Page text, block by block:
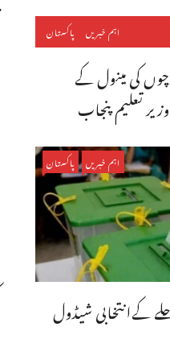
اہم خبریں پاکستان
کی مینول کے
تعلیم پنجاب
اہم خبریں پاکستان
کےانتخابی شیڈول